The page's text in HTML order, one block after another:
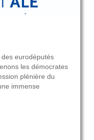
eurodéputés
les démocrates
plénière du
immense